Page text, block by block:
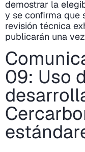
demostrar la
y se confirma que
revisión técnica
publicarán una
09: Uso